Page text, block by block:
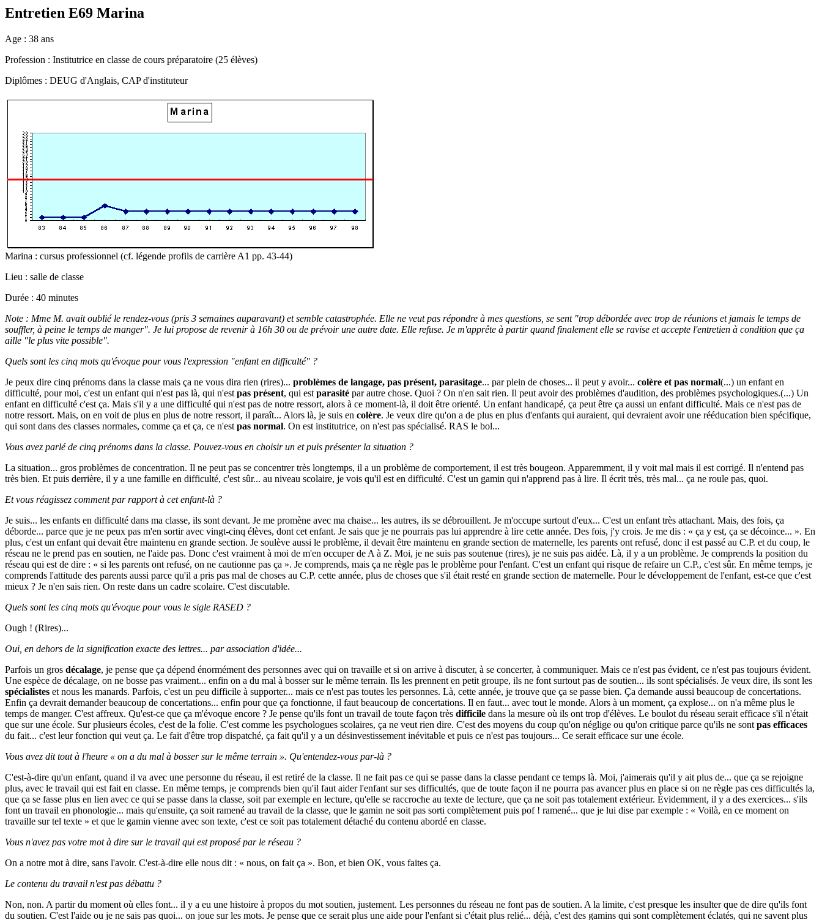
Entretien E69 Marina
Age : 38 ans
Profession : Institutrice en classe de cours préparatoire (25 élèves)
Diplômes : DEUG d'Anglais, CAP d'instituteur
Marina : cursus professionnel (cf. légende profils de carrière A1 pp. 43-44)
Lieu : salle de classe
Durée : 40 minutes
Note : Mme M. avait oublié le rendez-vous (pris 3 semaines auparavant) et semble catastrophée. Elle ne veut pas répondre à mes questions, se sent "trop débordée avec trop de réunions et jamais le temps de
souffler, à peine le temps de manger". Je lui propose de revenir à 16h 30 ou de prévoir une autre date. Elle refuse. Je m'apprête à partir quand finalement elle se ravise et accepte l'entretien à condition que ça
aille "le plus vite possible".
Quels sont les cinq mots qu'évoque pour vous l'expression "enfant en difficulté" ?
Je peux dire cinq prénoms dans la classe mais ça ne vous dira rien (rires)... problèmes de langage, pas présent, parasitage... par plein de choses... il peut y avoir... colère et pas normal(...) un enfant en
difficulté, pour moi, c'est un enfant qui n'est pas là, qui n'est pas présent, qui est parasité par autre chose. Quoi ? On n'en sait rien. Il peut avoir des problèmes d'audition, des problèmes psychologiques.(...) Un
enfant en difficulté c'est ça. Mais s'il y a une difficulté qui n'est pas de notre ressort, alors à ce moment-là, il doit être orienté. Un enfant handicapé, ça peut être ça aussi un enfant difficulté. Mais ce n'est pas de
notre ressort. Mais, on en voit de plus en plus de notre ressort, il paraît... Alors là, je suis en colère. Je veux dire qu'on a de plus en plus d'enfants qui auraient, qui devraient avoir une rééducation bien spécifique,
qui sont dans des classes normales, comme ça et ça, ce n'est pas normal. On est institutrice, on n'est pas spécialisé. RAS le bol...
Vous avez parlé de cinq prénoms dans la classe. Pouvez-vous en choisir un et puis présenter la situation ?
La situation... gros problèmes de concentration. Il ne peut pas se concentrer très longtemps, il a un problème de comportement, il est très bougeon. Apparemment, il y voit mal mais il est corrigé. Il n'entend pas
très bien. Et puis derrière, il y a une famille en difficulté, c'est sûr... au niveau scolaire, je vois qu'il est en difficulté. C'est un gamin qui n'apprend pas à lire. Il écrit très, très mal... ça ne roule pas, quoi.
Et vous réagissez comment par rapport à cet enfant-là ?
Je suis... les enfants en difficulté dans ma classe, ils sont devant. Je me promène avec ma chaise... les autres, ils se débrouillent. Je m'occupe surtout d'eux... C'est un enfant très attachant. Mais, des fois, ça
déborde... parce que je ne peux pas m'en sortir avec vingt-cinq élèves, dont cet enfant. Je sais que je ne pourrais pas lui apprendre à lire cette année. Des fois, j'y crois. Je me dis : « ça y est, ça se décoince... ». En
plus, c'est un enfant qui devait être maintenu en grande section. Je soulève aussi le problème, il devait être maintenu en grande section de maternelle, les parents ont refusé, donc il est passé au C.P. et du coup, le
réseau ne le prend pas en soutien, ne l'aide pas. Donc c'est vraiment à moi de m'en occuper de A à Z. Moi, je ne suis pas soutenue (rires), je ne suis pas aidée. Là, il y a un problème. Je comprends la position du
réseau qui est de dire : « si les parents ont refusé, on ne cautionne pas ça ». Je comprends, mais ça ne règle pas le problème pour l'enfant. C'est un enfant qui risque de refaire un C.P., c'est sûr. En même temps, je
comprends l'attitude des parents aussi parce qu'il a pris pas mal de choses au C.P. cette année, plus de choses que s'il était resté en grande section de maternelle. Pour le développement de l'enfant, est-ce que c'est
mieux ? Je n'en sais rien. On reste dans un cadre scolaire. C'est discutable.
Quels sont les cinq mots qu'évoque pour vous le sigle RASED ?
Ough ! (Rires)...
Oui, en dehors de la signification exacte des lettres... par association d'idée...
Parfois un gros décalage, je pense que ça dépend énormément des personnes avec qui on travaille et si on arrive à discuter, à se concerter, à communiquer. Mais ce n'est pas évident, ce n'est pas toujours évident.
Une espèce de décalage, on ne bosse pas vraiment... enfin on a du mal à bosser sur le même terrain. Ils les prennent en petit groupe, ils ne font surtout pas de soutien... ils sont spécialisés. Je veux dire, ils sont les
spécialistes et nous les manards. Parfois, c'est un peu difficile à supporter... mais ce n'est pas toutes les personnes. Là, cette année, je trouve que ça se passe bien. Ça demande aussi beaucoup de concertations.
Enfin ça devrait demander beaucoup de concertations... enfin pour que ça fonctionne, il faut beaucoup de concertations. Il en faut... avec tout le monde. Alors à un moment, ça explose... on n'a même plus le
temps de manger. C'est affreux. Qu'est-ce que ça m'évoque encore ? Je pense qu'ils font un travail de toute façon très difficile dans la mesure où ils ont trop d'élèves. Le boulot du réseau serait efficace s'il n'était
que sur une école. Sur plusieurs écoles, c'est de la folie. C'est comme les psychologues scolaires, ça ne veut rien dire. C'est des moyens du coup qu'on néglige ou qu'on critique parce qu'ils ne sont pas efficaces
du fait... c'est leur fonction qui veut ça. Le fait d'être trop dispatché, ça fait qu'il y a un désinvestissement inévitable et puis ce n'est pas toujours... Ce serait efficace sur une école.
Vous avez dit tout à l'heure « on a du mal à bosser sur le même terrain ». Qu'entendez-vous par-là ?
C'est-à-dire qu'un enfant, quand il va avec une personne du réseau, il est retiré de la classe. Il ne fait pas ce qui se passe dans la classe pendant ce temps là. Moi, j'aimerais qu'il y ait plus de... que ça se rejoigne
plus, avec le travail qui est fait en classe. En même temps, je comprends bien qu'il faut aider l'enfant sur ses difficultés, que de toute façon il ne pourra pas avancer plus en place si on ne règle pas ces difficultés la,
que ça se fasse plus en lien avec ce qui se passe dans la classe, soit par exemple en lecture, qu'elle se raccroche au texte de lecture, que ça ne soit pas totalement extérieur. Évidemment, il y a des exercices... s'ils
font un travail en phonologie... mais qu'ensuite, ça soit ramené au travail de la classe, que le gamin ne soit pas sorti complètement puis pof ! ramené... que je lui dise par exemple : « Voilà, en ce moment on
travaille sur tel texte » et que le gamin vienne avec son texte, c'est ce soit pas totalement détaché du contenu abordé en classe.
Vous n'avez pas votre mot à dire sur le travail qui est proposé par le réseau ?
On a notre mot à dire, sans l'avoir. C'est-à-dire elle nous dit : « nous, on fait ça ». Bon, et bien OK, vous faites ça.
Le contenu du travail n'est pas débattu ?
Non, non. A partir du moment où elles font... il y a eu une histoire à propos du mot soutien, justement. Les personnes du réseau ne font pas de soutien. A la limite, c'est presque les insulter que de dire qu'ils font
du soutien. C'est l'aide ou je ne sais pas quoi... on joue sur les mots. Je pense que ce serait plus une aide pour l'enfant si c'était plus relié... déjà, c'est des gamins qui sont complètement éclatés, qui ne savent plus